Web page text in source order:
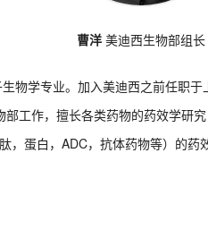
曹洋 美迪西生物部组长
物学专业。加入美迪西之前任职
工作，擅长各类药物的药效学研
，蛋白，ADC，抗体药物等）的